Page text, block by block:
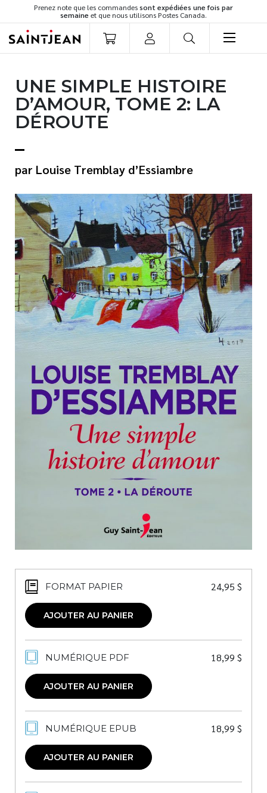
Prenez note que les commandessont expédiées une fois par
semaine et que nous utilisons Postes Canada.
Romans
Cuisine
Développement personnel
Famille
Culture générale
Témoignages
Vie pratique
Finances
Nouveautés
Numérique
Livres audio
Meilleurs vendeurs
Page vedette
AUTEURS
À PROPOS
UNE SIMPLE HISTOIRE
D’AMOUR, TOME 2: LA
DÉROUTE
Louise Tremblay d’Essiambre
FORMAT PAPIER 24,95 $
AJOUTER AU PANIER
NUMÉRIQUE PDF 18,99 $
AJOUTER AU PANIER
NUMÉRIQUE EPUB 18,99 $
AJOUTER AU PANIER